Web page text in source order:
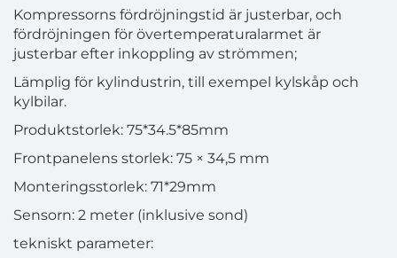
Kompressorns fördröjningstid är justerbar, och
fördröjningen för övertemperaturalarmet är
justerbar efter inkoppling av strömmen;
Lämplig för kylindustrin, till exempel kylskåp och
kylbilar.
Produktstorlek: 75*34.5*85mm
Frontpanelens storlek: 75 × 34,5 mm
Monteringsstorlek: 71*29mm
Sensorn: 2 meter (inklusive sond)
tekniskt parameter: